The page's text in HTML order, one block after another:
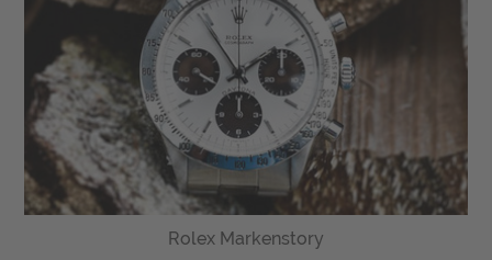
Rolex Markenstory